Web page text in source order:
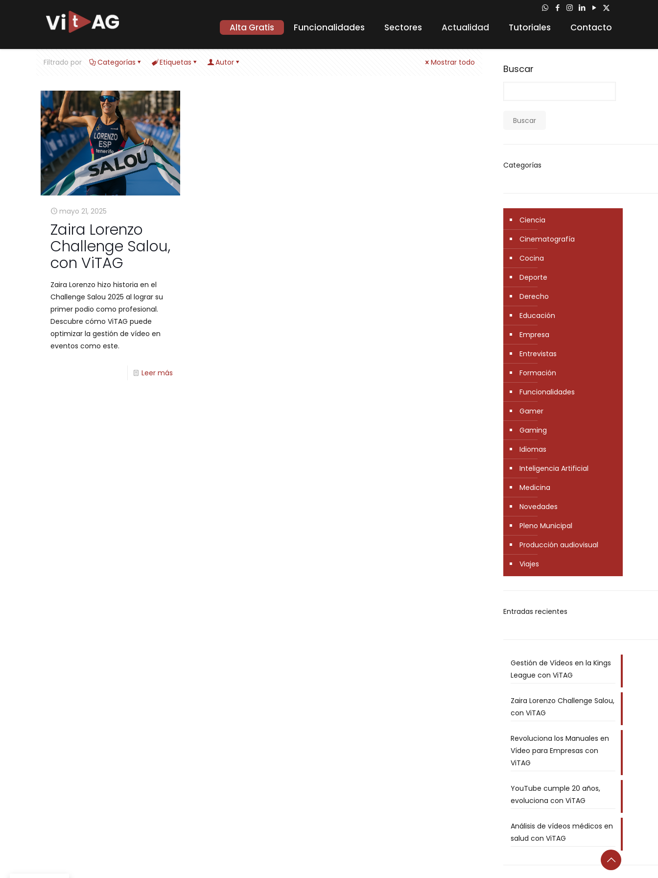
Alta Gratis Funcionalidades Sectores Actualidad Tutoriales Contacto
Filtrado por Categorías Etiquetas Autor Mostrar todo
mayo 21, 2025
Zaira Lorenzo
Challenge Salou,
con ViTAG
Zaira Lorenzo hizo historia en el
Challenge Salou 2025 al lograr su
primer podio como profesional.
Descubre cómo ViTAG puede
optimizar la gestión de vídeo en
eventos como este.
Leer más
Buscar
Buscar
Categorías
Ciencia
Cinematografía
Cocina
Deporte
Derecho
Educación
Empresa
Entrevistas
Formación
Funcionalidades
Gamer
Gaming
Idiomas
Inteligencia Artificial
Medicina
Novedades
Pleno Municipal
Producción audiovisual
Viajes
Entradas recientes
Gestión de Vídeos en la Kings
League con ViTAG
Zaira Lorenzo Challenge Salou,
con ViTAG
Revoluciona los Manuales en
Vídeo para Empresas con
ViTAG
YouTube cumple 20 años,
evoluciona con ViTAG
Análisis de vídeos médicos en
salud con ViTAG